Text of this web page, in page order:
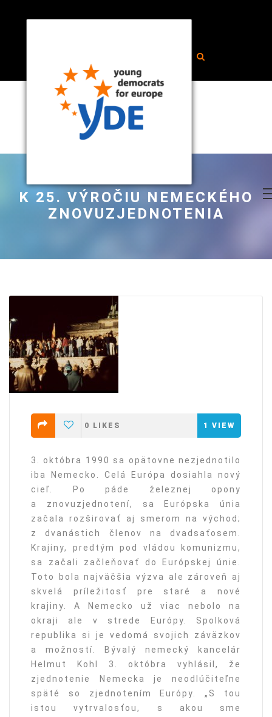
K 25. VÝROČIU NEMECKÉHO
ZNOVUZJEDNOTENIA
0 LIKES 1 VIEW
3. októbra 1990 sa opätovne nezjednotilo
iba Nemecko. Celá Európa dosiahla nový
cieľ. Po páde železnej opony
a znovuzjednotení, sa Európska únia
začala rozširovať aj smerom na východ;
z dvanástich členov na dvadsaťosem.
Krajiny, predtým pod vládou komunizmu,
sa začali začleňovať do Európskej únie.
Toto bola najväčšia výzva ale zároveň aj
skvelá príležitosť pre staré a nové
krajiny. A Nemecko už viac nebolo na
okraji ale v strede Európy. Spolková
republika si je vedomá svojich záväzkov
a možností. Bývalý nemecký kancelár
Helmut Kohl 3. októbra vyhlásil, že
zjednotenie Nemecka je neodlúčiteľne
späté so zjednotením Európy. „S tou
istou vytrvalosťou, s akou sme